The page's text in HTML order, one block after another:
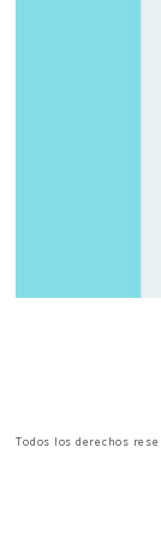
Todos los derechos